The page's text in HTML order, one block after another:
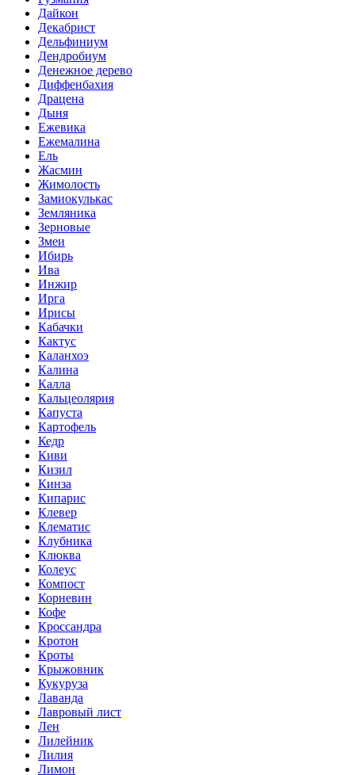
Дайкон
Декабрист
Дельфиниум
Дендробиум
Денежное дерево
Диффенбахия
Драцена
Дыня
Ежевика
Ежемалина
Ель
Жасмин
Жимолость
Замиокулькас
Земляника
Зерновые
Змеи
Ибирь
Ива
Инжир
Ирга
Ирисы
Кабачки
Кактус
Каланхоэ
Калина
Калла
Кальцеолярия
Капуста
Картофель
Кедр
Киви
Кизил
Кинза
Кипарис
Клевер
Клематис
Клубника
Клюква
Колеус
Компост
Корневин
Кофе
Кроссандра
Кротон
Кроты
Крыжовник
Кукуруза
Лаванда
Лавровый лист
Лен
Лилейник
Лилия
Лимон